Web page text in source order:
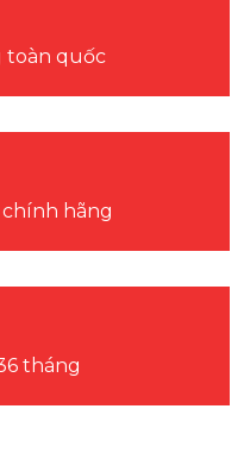
toàn quốc
hãng
tháng